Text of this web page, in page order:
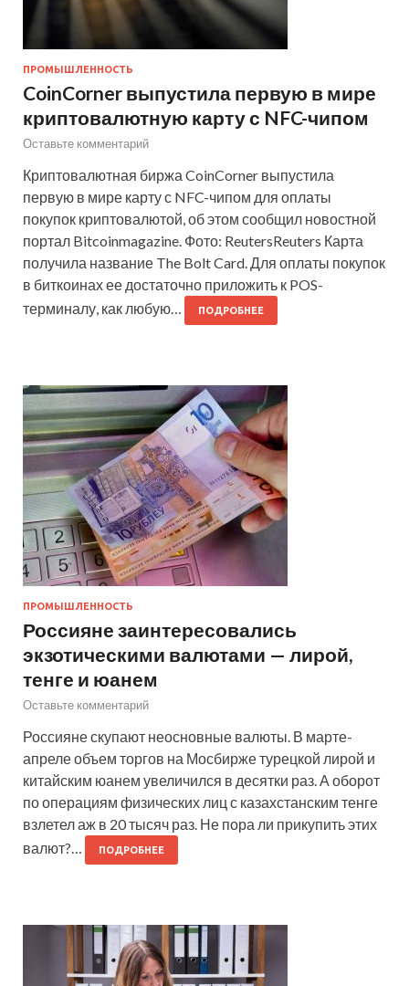
ПРОМЫШЛЕННОСТЬ
CoinCorner выпустила первую в мире
криптовалютную карту с NFC-чипом
Оставьте комментарий
Криптовалютная биржа CoinCorner выпустила
первую в мире карту с NFC-чипом для оплаты
покупок криптовалютой, об этом сообщил новостной
портал Bitcoinmagazine. Фото: ReutersReuters Карта
получила название The Bolt Card. Для оплаты покупок
в биткоинах ее достаточно приложить к POS-
терминалу, как любую…
ПОДРОБНЕЕ
ПРОМЫШЛЕННОСТЬ
Россияне заинтересовались
экзотическими валютами — лирой,
тенге и юанем
Оставьте комментарий
Россияне скупают неосновные валюты. В марте-
апреле объем торгов на Мосбирже турецкой лирой и
китайским юанем увеличился в десятки раз. А оборот
по операциям физических лиц с казахстанским тенге
взлетел аж в 20 тысяч раз. Не пора ли прикупить этих
валют?…
ПОДРОБНЕЕ